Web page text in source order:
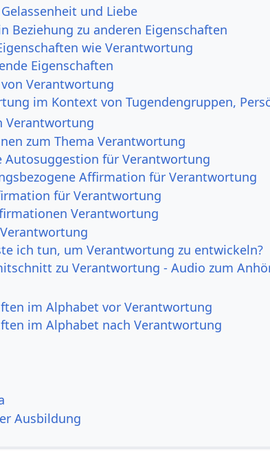
und Liebe
Beziehung zu anderen Eigenschaften
wie Verantwortung
Eigenschaften
Verantwortung
im Kontext von Tugendengruppen,
Verantwortung
zum Thema Verantwortung
Autosuggestion für Verantwortung
Affirmation für Verantwortung
für Verantwortung
Verantwortung
ich tun, um Verantwortung zu entwickeln?
zu Verantwortung - Audio zum
im Alphabet vor Verantwortung
im Alphabet nach Verantwortung
Ausbildung